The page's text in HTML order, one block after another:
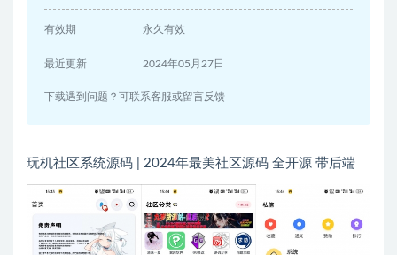
有效期 永久有效
最近更新 2024年05月27日
下载遇到问题？可联系客服或留言反馈
玩机社区系统源码 | 2024年最美社区源码 全开源 带后端